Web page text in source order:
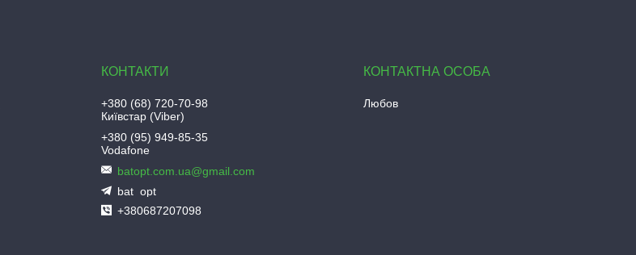
+380 (68) 720-70-98
Київстар (Viber)
+380 (95) 949-85-35
Vodafone
batopt.com.ua@gmail.com
bat_opt
+380687207098
Любов